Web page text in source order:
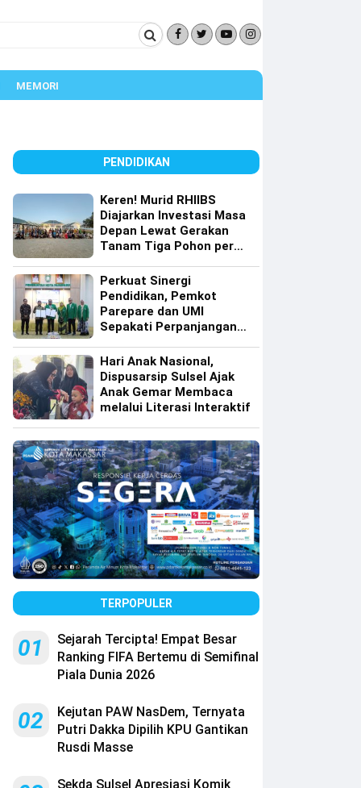
MEMORI
PENDIDIKAN
Keren! Murid RHIIBS
Diajarkan Investasi Masa
Depan Lewat Gerakan
Tanam Tiga Pohon per
Perkuat Sinergi
Pendidikan, Pemkot
Parepare dan UMI
Sepakati Perpanjangan
Perguruan Tinggi
Hari Anak Nasional,
Dispusarsip Sulsel Ajak
Anak Gemar Membaca
melalui Literasi Interaktif
TERPOPULER
01
Sejarah Tercipta! Empat Besar
Ranking FIFA Bertemu di Semifinal
Piala Dunia 2026
02
Kejutan PAW NasDem, Ternyata
Putri Dakka Dipilih KPU Gantikan
Rusdi Masse
Sekda Sulsel Apresiasi Komik